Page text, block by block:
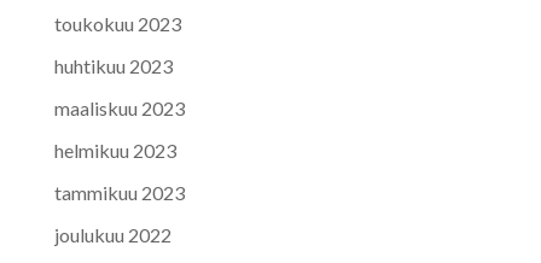
toukokuu 2023
huhtikuu 2023
maaliskuu 2023
helmikuu 2023
tammikuu 2023
joulukuu 2022